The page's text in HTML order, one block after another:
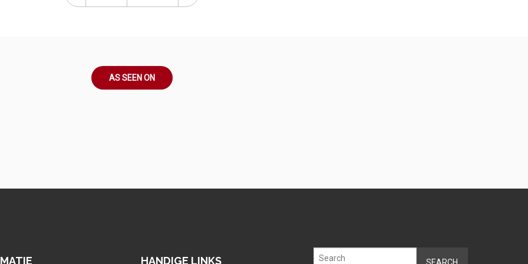
AS SEEN ON
HANDIGE LINKS